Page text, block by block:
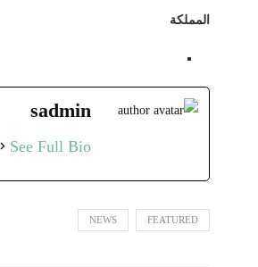
المملكة
sadmin
See Full Bio
FEATURED
NEWS